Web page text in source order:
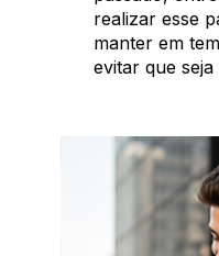
realizar esse
manter em
evitar que seja